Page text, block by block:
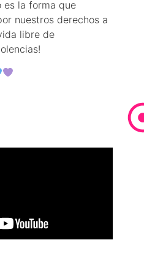
es la forma que
nuestros derechos a
libre de